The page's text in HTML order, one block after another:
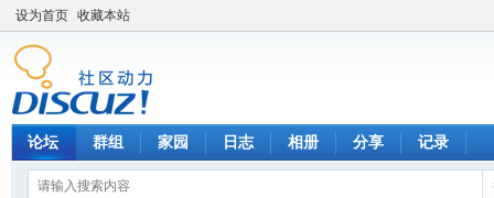
设为首页 收藏本站
论坛 群组 家园 日志 相册 分享 记录